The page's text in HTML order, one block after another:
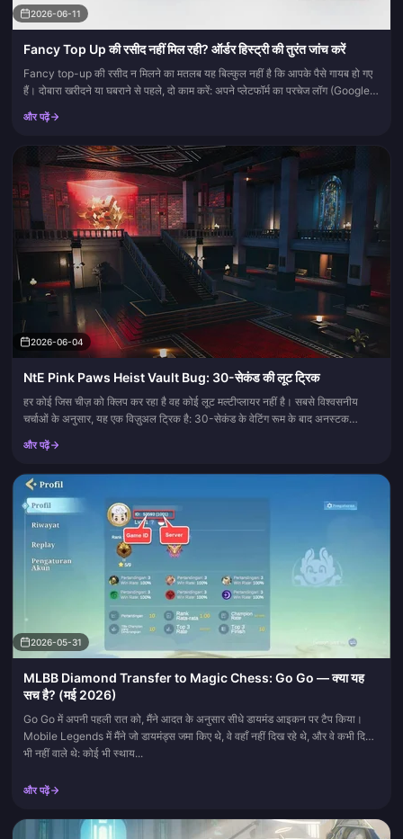
2026-06-11
Fancy Top Up की रसीद नहीं मिल रही? ऑर्डर हिस्ट्री की तुरंत जांच करें
Fancy top-up की रसीद न मिलने का मतलब यह बिल्कुल नहीं है कि आपके पैसे गायब हो गए
हैं। दोबारा खरीदने या घबराने से पहले, दो काम करें: अपने प्लेटफॉर्म का परचेज लॉग (Google
और पढ़ें
2026-06-04
NtE Pink Paws Heist Vault Bug: 30-सेकंड की लूट ट्रिक
हर कोई जिस चीज़ को क्लिप कर रहा है वह कोई लूट मल्टीप्लायर नहीं है। सबसे विश्वसनीय
चर्चाओं के अनुसार, यह एक विज़ुअल ट्रिक है: 30-सेकंड के वेटिंग रूम के बाद अनस्टक
और पढ़ें
2026-05-31
MLBB Diamond Transfer to Magic Chess: Go Go — क्या यह
सच है? (मई 2026)
Go Go में अपनी पहली रात को, मैंने आदत के अनुसार सीधे डायमंड आइकन पर टैप किया।
Mobile Legends में मैंने जो डायमंड्स जमा किए थे, वे वहाँ नहीं दिख रहे थे, और वे कभी दिखने
भी नहीं वाले थे: कोई भी स्थाय...
और पढ़ें